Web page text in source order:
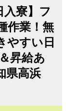
入寮】フ
作業！無
やすい日
昇給あ
県高浜